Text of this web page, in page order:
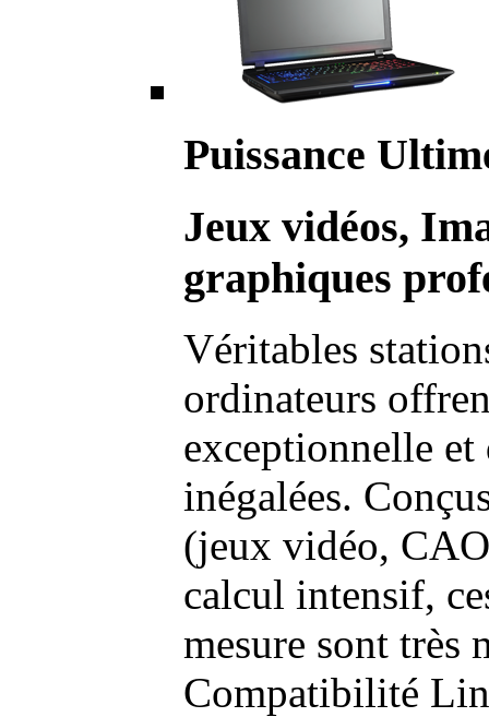
Puissance
Jeux vidéos,
graphiques
Véritables
ordinateurs
exceptionnelle et
inégalées.
(jeux vidéo,
calcul intensif,
mesure sont très
Compatibilité